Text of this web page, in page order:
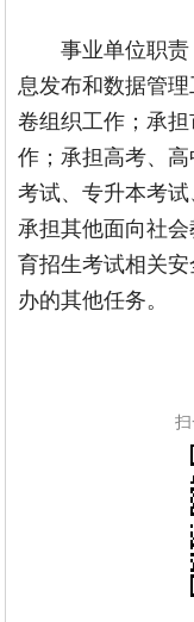
事业单位职
息发布和数据管
卷组织工作；承
作；承担高考、
考试、专升本考
承担其他面向社
育招生考试相关
办的其他任务。